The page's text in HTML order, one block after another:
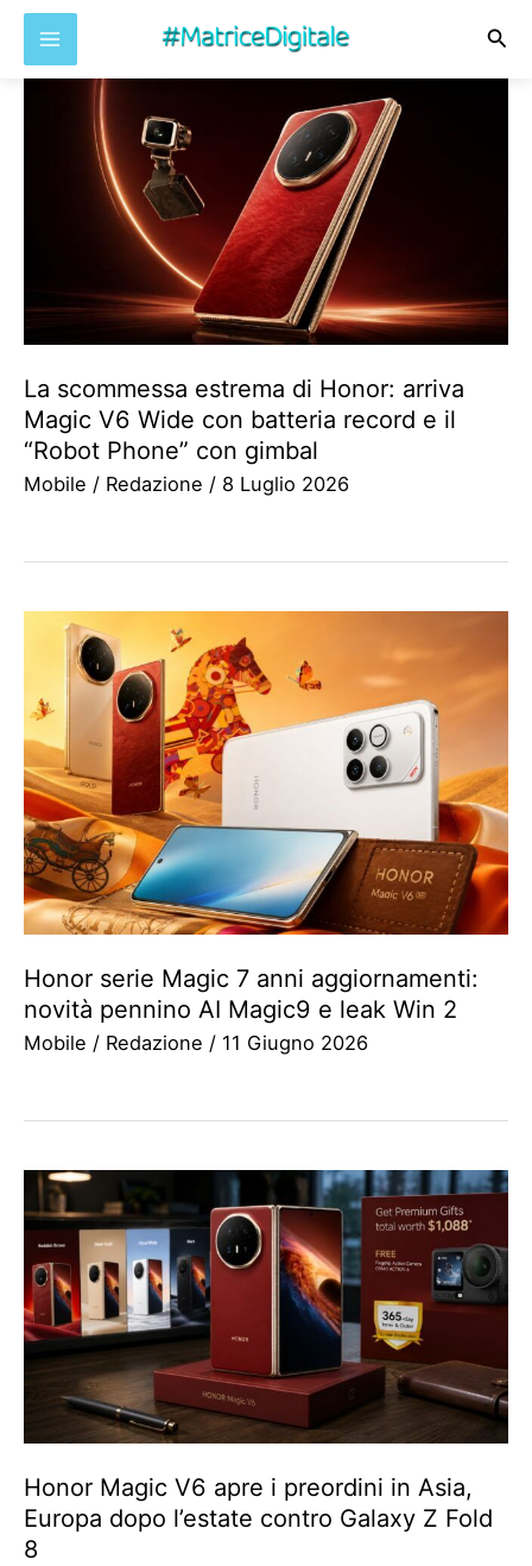
La scommessa estrema di Honor: arriva
Magic V6 Wide con batteria record e il
“Robot Phone” con gimbal
Mobile / Redazione / 8 Luglio 2026
Honor serie Magic 7 anni aggiornamenti:
novità pennino AI Magic9 e leak Win 2
Mobile / Redazione / 11 Giugno 2026
Honor Magic V6 apre i preordini in Asia,
Europa dopo l’estate contro Galaxy Z Fold
8